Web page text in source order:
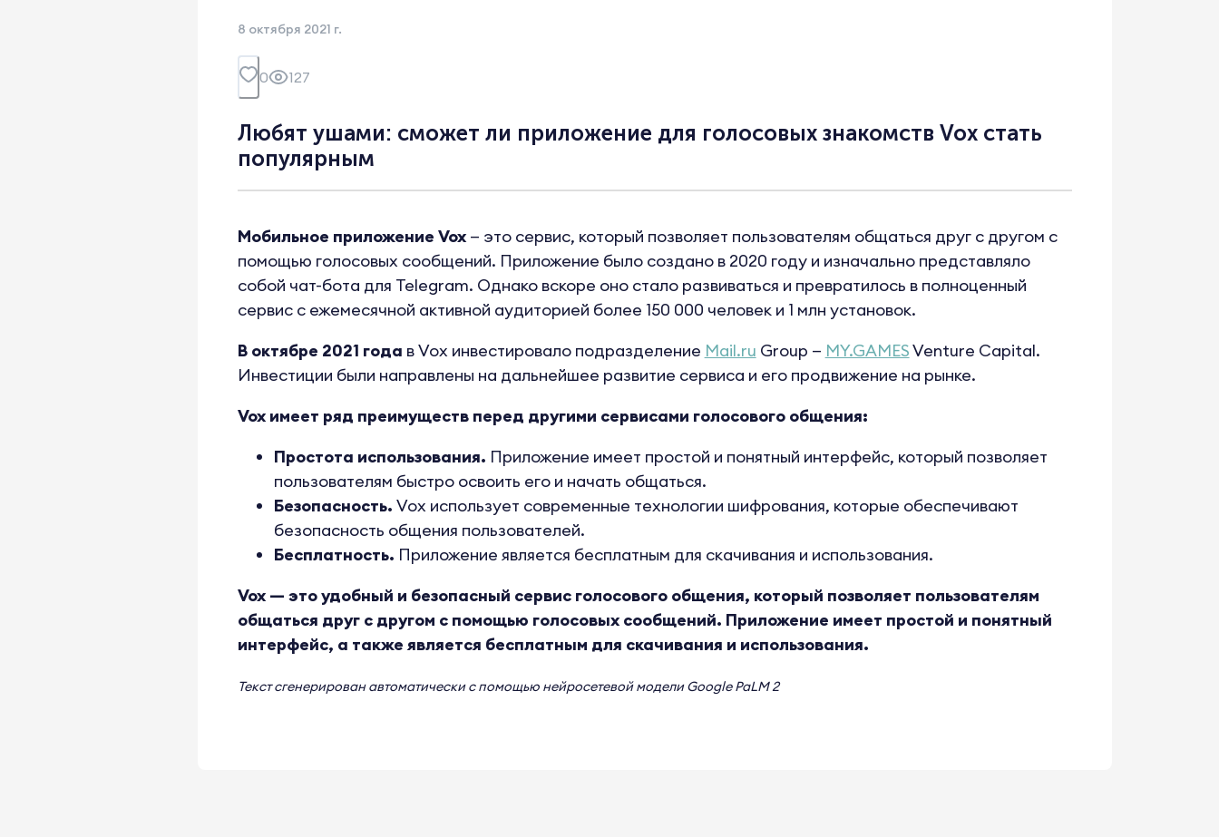
8 октября 2021 г.
0 127
Любят ушами: сможет ли приложение для голосовых знакомств Vox стать
популярным
Мобильное приложение Vox— это сервис, который позволяет пользователям общаться друг с другом с
помощью голосовых сообщений. Приложение было создано в 2020 году и изначально представляло
собой чат-бота для Telegram. Однако вскоре оно стало развиваться и превратилось в полноценный
сервис с ежемесячной активной аудиторией более 150 000 человек и 1 млн установок.
В октябре 2021 года в Vox инвестировало подразделение Mail.ru Group — MY.GAMESVenture Capital.
Инвестиции были направлены на дальнейшее развитие сервиса и его продвижение на рынке.
Vox имеет ряд преимуществ перед другими сервисами голосового общения:
Простота использования. Приложение имеет простой и понятный интерфейс, который позволяет
пользователям быстро освоить его и начать общаться.
Безопасность. Vox использует современные технологии шифрования, которые обеспечивают
безопасность общения пользователей.
Бесплатность. Приложение является бесплатным для скачивания и использования.
Vox — это удобный и безопасный сервис голосового общения, который позволяет пользователям
общаться друг с другом с помощью голосовых сообщений. Приложение имеет простой и понятный
интерфейс, а также является бесплатным для скачивания и использования.
Текст сгенерирован автоматически с помощью нейросетевой моделиGoogle PaLM 2